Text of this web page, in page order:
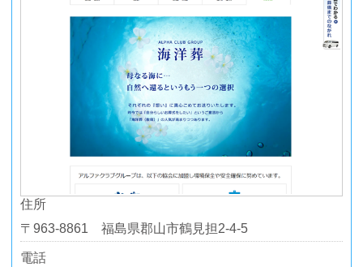
住所
〒963-8861 福島県郡山市鶴見担2-4-5
電話